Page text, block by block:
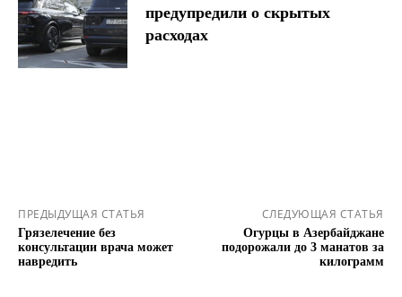
предупредили о скрытых
расходах
ПРЕДЫДУЩАЯ СТАТЬЯ
Грязелечение без
консультации врача может
навредить
СЛЕДУЮЩАЯ СТАТЬЯ
Огурцы в Азербайджане
подорожали до 3 манатов за
килограмм